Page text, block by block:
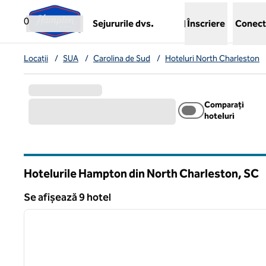
Salt la conținut
0
Sejururile dvs. Înscriere
Locații / SUA / Carolina de Sud / Hoteluri North Charleston
Comparați
hoteluri
Hotelurile Hampton din North Charleston,SC
Se afișează 9 hotel
Se afișează 9 hotel
1 din 12